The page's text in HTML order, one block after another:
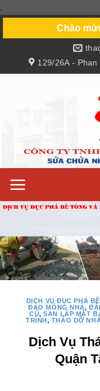
.
content
Chào
129/26A -
DỊCH VỤ ĐỤC PHÁ
ĐÀO MÓNG NHÀ,
CŨ,SAN LẤP MẶT
Dịch Vụ
Quận